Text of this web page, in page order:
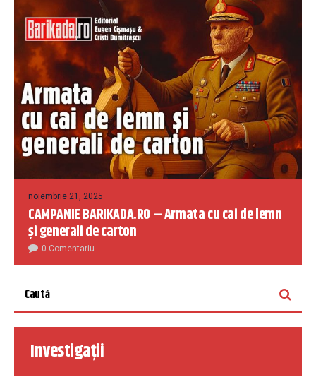
noiembrie 21, 2025
CAMPANIE BARIKADA.RO – Armata cu cai de lemn
și generali de carton
0 Comentariu
Investigații